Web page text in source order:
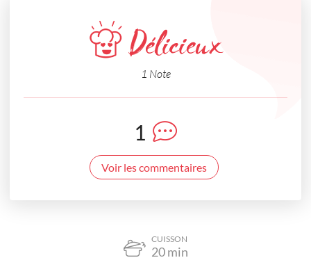
Délicieux
1 Note
1
Voir les commentaires
CUISSON
20min